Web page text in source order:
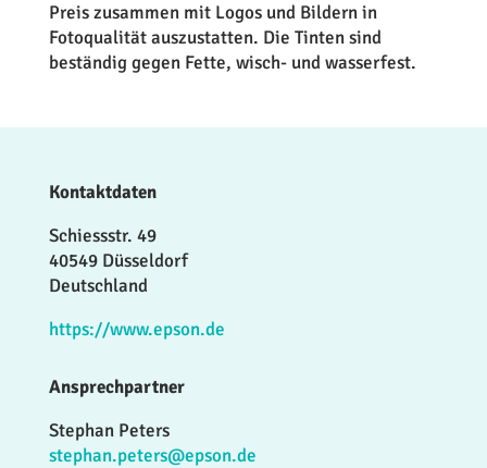
Preis zusammen mit Logos und Bildern in
Fotoqualität auszustatten. Die Tinten sind
beständig gegen Fette, wisch- und wasserfest.
Kontaktdaten
Schiessstr. 49
40549 Düsseldorf
Deutschland
https://www.epson.de
Ansprechpartner
Stephan Peters
stephan.peters@epson.de